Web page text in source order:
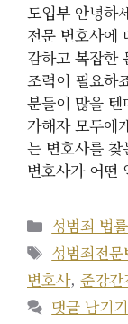
도입부 안녕하
전문 변호사에
감하고 복잡한
조력이 필요하
분들이 많을
가해자 모두에
는 변호사를
변호사가 어떤
카
테
고
리
성범죄 법
태
그
성범죄전
변호사, 준강
댓글 남기기